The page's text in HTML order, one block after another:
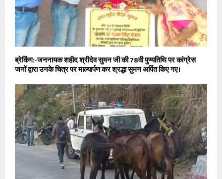
ब्रेकिंग:-जननायक शहीद श्रीदेव सुमन जी की 78वी पुण्यतिथि पर कांग्रेस
जनों द्वारा उनके चित्र पर माल्यार्पण कर श्रद्धा सुमन अर्पित किए गए।